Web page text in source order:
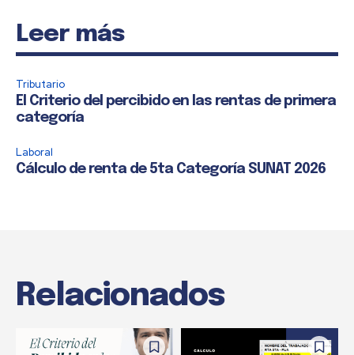
Leer más
Tributario
El Criterio del percibido en las rentas de primera
categoría
Laboral
Cálculo de renta de 5ta Categoría SUNAT 2026
Relacionados